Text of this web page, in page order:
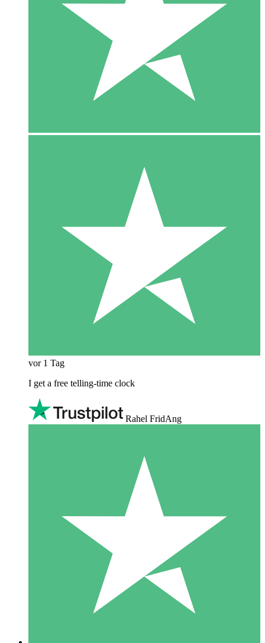
vor 1 Tag
I get a free telling-time clock
Rahel FridAng